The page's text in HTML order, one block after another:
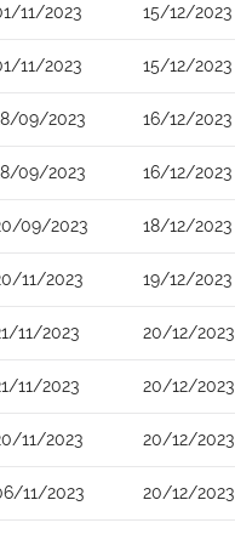
11/2023 15/12/2023
11/2023 15/12/2023
09/2023 16/12/2023
09/2023 16/12/2023
09/2023 18/12/2023
11/2023 19/12/2023
11/2023 20/12/2023
11/2023 20/12/2023
11/2023 20/12/2023
11/2023 20/12/2023